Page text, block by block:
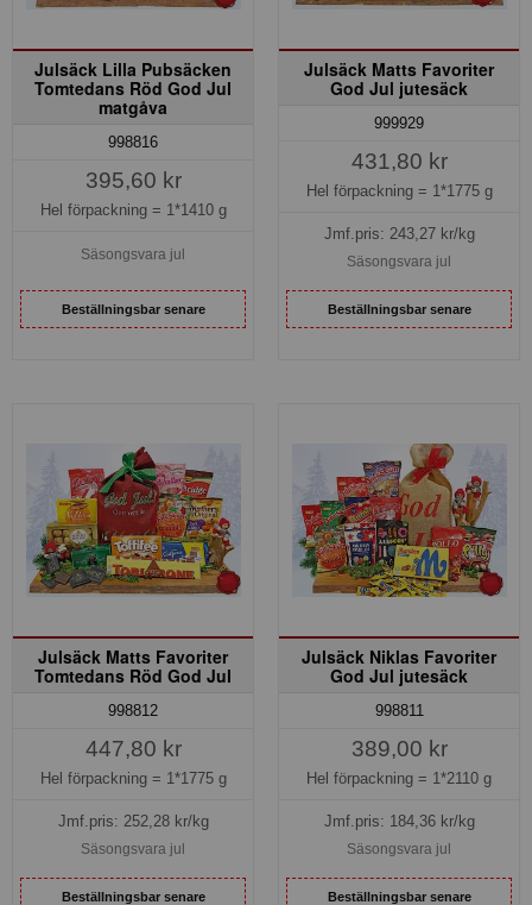
Julsäck Lilla Pubsäcken
Tomtedans Röd God Jul
matgåva
998816
395,60 kr
Hel förpackning = 1*1410 g
Säsongsvara jul
Beställningsbar senare
Julsäck Matts Favoriter
God Jul jutesäck
999929
431,80 kr
Hel förpackning = 1*1775 g
Jmf.pris: 243,27kr/kg
Säsongsvara jul
Beställningsbar senare
Julsäck Matts Favoriter
Tomtedans Röd God Jul
998812
447,80 kr
Hel förpackning = 1*1775 g
Jmf.pris: 252,28kr/kg
Säsongsvara jul
Beställningsbar senare
Julsäck Niklas Favoriter
God Jul jutesäck
998811
389,00 kr
Hel förpackning = 1*2110 g
Jmf.pris: 184,36kr/kg
Säsongsvara jul
Beställningsbar senare